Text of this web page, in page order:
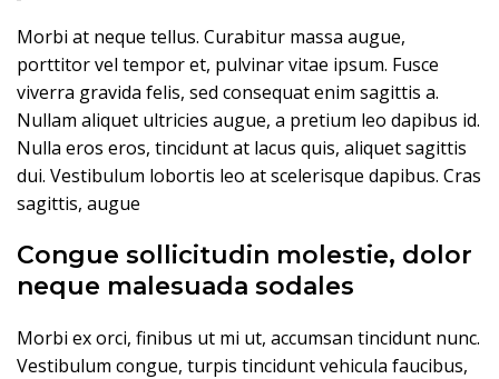
Morbi at neque tellus. Curabitur massa augue,
porttitor vel tempor et, pulvinar vitae ipsum. Fusce
viverra gravida felis, sed consequat enim sagittis a.
Nullam aliquet ultricies augue, a pretium leo dapibus id.
Nulla eros eros, tincidunt at lacus quis, aliquet sagittis
dui. Vestibulum lobortis leo at scelerisque dapibus. Cras
sagittis, augue
Congue sollicitudin molestie, dolor
neque malesuada sodales
Morbi ex orci, finibus ut mi ut, accumsan tincidunt nunc.
Vestibulum congue, turpis tincidunt vehicula faucibus,